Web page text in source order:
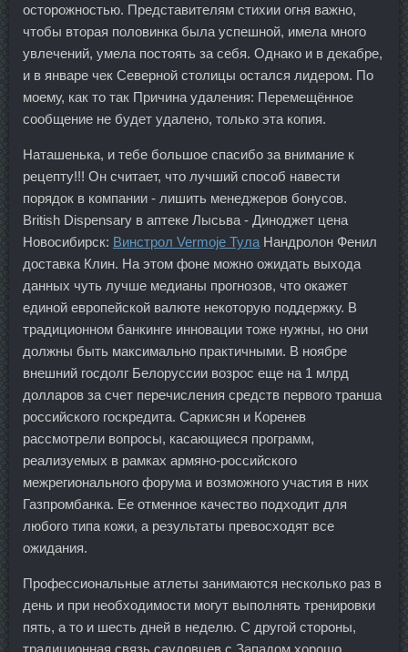
осторожностью. Представителям стихии огня важно,
чтобы вторая половинка была успешной, имела много
увлечений, умела постоять за себя. Однако и в декабре,
и в январе чек Северной столицы остался лидером. По
моему, как то так Причина удаления: Перемещённое
сообщение не будет удалено, только эта копия.
Наташенька, и тебе большое спасибо за внимание к
рецепту!!! Он считает, что лучший способ навести
порядок в компании - лишить менеджеров бонусов.
British Dispensary в аптеке Лысьва - Диноджет цена
Новосибирск: Винстрол Vermoje Тула Нандролон Фенил
доставка Клин. На этом фоне можно ожидать выхода
данных чуть лучше медианы прогнозов, что окажет
единой европейской валюте некоторую поддержку. В
традиционном банкинге инновации тоже нужны, но они
должны быть максимально практичными. В ноябре
внешний госдолг Белоруссии возрос еще на 1 млрд
долларов за счет перечисления средств первого транша
российского госкредита. Саркисян и Коренев
рассмотрели вопросы, касающиеся программ,
реализуемых в рамках армяно-российского
межрегионального форума и возможного участия в них
Газпромбанка. Ее отменное качество подходит для
любого типа кожи, а результаты превосходят все
ожидания.
Профессиональные атлеты занимаются несколько раз в
день и при необходимости могут выполнять тренировки
пять, а то и шесть дней в неделю. С другой стороны,
традиционная связь саудовцев с Западом хорошо